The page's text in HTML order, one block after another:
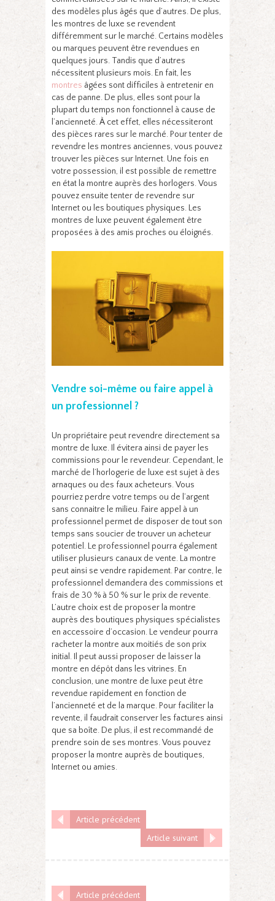
des modèles plus âgés que d’autres. De plus,
les montres de luxe se revendent
différemment sur le marché. Certains modèles
ou marques peuvent être revendues en
quelques jours. Tandis que d’autres
nécessitent plusieurs mois. En fait, les
montres âgées sont difficiles à entretenir en
cas de panne. De plus, elles sont pour la
plupart du temps non fonctionnel à cause de
l’ancienneté. À cet effet, elles nécessiteront
des pièces rares sur le marché. Pour tenter de
revendre les montres anciennes, vous pouvez
trouver les pièces sur Internet. Une fois en
votre possession, il est possible de remettre
en état la montre auprès des horlogers. Vous
pouvez ensuite tenter de revendre sur
Internet ou les boutiques physiques. Les
montres de luxe peuvent également être
proposées à des amis proches ou éloignés.
Vendre soi-même ou faire appel à
un professionnel ?
Un propriétaire peut revendre directement sa
montre de luxe. Il évitera ainsi de payer les
commissions pour le revendeur. Cependant, le
marché de l’horlogerie de luxe est sujet à des
arnaques ou des faux acheteurs. Vous
pourriez perdre votre temps ou de l’argent
sans connaitre le milieu. Faire appel à un
professionnel permet de disposer de tout son
temps sans soucier de trouver un acheteur
potentiel. Le professionnel pourra également
utiliser plusieurs canaux de vente. La montre
peut ainsi se vendre rapidement. Par contre, le
professionnel demandera des commissions et
frais de 30 % à 50 % sur le prix de revente.
L’autre choix est de proposer la montre
auprès des boutiques physiques spécialistes
en accessoire d’occasion. Le vendeur pourra
racheter la montre aux moitiés de son prix
initial. Il peut aussi proposer de laisser la
montre en dépôt dans les vitrines. En
conclusion, une montre de luxe peut être
revendue rapidement en fonction de
l’ancienneté et de la marque. Pour faciliter la
revente, il faudrait conserver les factures ainsi
que sa boîte. De plus, il est recommandé de
prendre soin de ses montres. Vous pouvez
proposer la montre auprès de boutiques,
Internet ou amies.
Article précédent
Article suivant
Article précédent